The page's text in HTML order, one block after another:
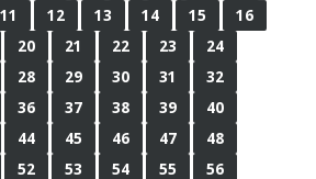
11 12 13 14 15
16
20 21 22 23
24
28 29 30 31
32
36 37 38 39
40
44 45 46 47
48
52 53 54 55
56